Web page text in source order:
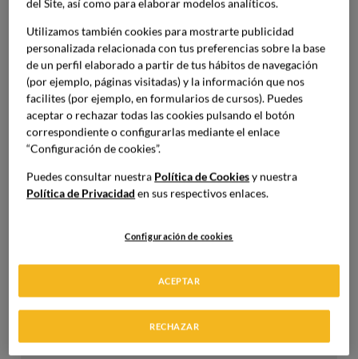
Da forma a tu pasión
gastronómica y únete al
movimiento HUB
del Site, así como para elaborar modelos analíticos.
Utilizamos también cookies para mostrarte publicidad
personalizada relacionada con tus preferencias sobre la base
de un perfil elaborado a partir de tus hábitos de navegación
(por ejemplo, páginas visitadas) y la información que nos
facilites (por ejemplo, en formularios de cursos). Puedes
aceptar o rechazar todas las cookies pulsando el botón
correspondiente o configurarlas mediante el enlace
“Configuración de cookies”.
Puedes consultar nuestra Política de Cookiesy nuestra
Política de Privacidad en sus respectivos enlaces.
Configuración de cookies
RECHAZAR
ACEPTAR